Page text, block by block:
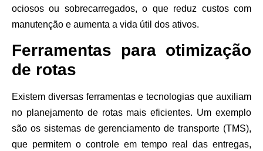
ociosos ou sobrecarregados, o que reduz custos com
manutenção e aumenta a vida útil dos ativos.
Ferramentas para otimização
de rotas
Existem diversas ferramentas e tecnologias que auxiliam
no planejamento de rotas mais eficientes. Um exemplo
são os sistemas de gerenciamento de transporte (TMS),
que permitem o controle em tempo real das entregas,